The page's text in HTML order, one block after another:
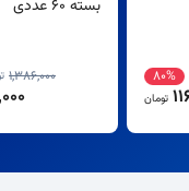
80%
تومان
بسته 60 عددی
1,386,000